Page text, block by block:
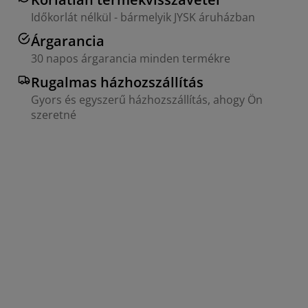
Időkorlát nélkül - bármelyik JYSK áruházban
Árgarancia
30 napos árgarancia minden termékre
Rugalmas házhozszállítás
Gyors és egyszerű házhozszállítás, ahogy Ön
szeretné